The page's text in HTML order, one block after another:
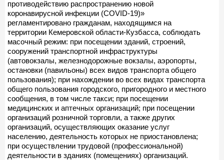
противодействию распространению новой
коронавирусной инфекции (COVID-19)»
регламентировано гражданам, находящимся на
территории Кемеровской области-Кузбасса, соблюдать
масочный режим: при посещении зданий, строений,
сооружений транспортной инфраструктуры
(автовокзалы, железнодорожные вокзалы, аэропорты,
остановки (павильоны) всех видов транспорта общего
пользования); при нахождении во всех видах транспорта
общего пользования городского, пригородного и местного
сообщения, в том числе такси; при посещении
медицинских и аптечных организаций; при посещении
организаций розничной торговли, а также других
организаций, осуществляющих оказание услуг
населению, деятельность которых не приостановлена;
при осуществлении трудовой (профессиональной)
деятельности в зданиях (помещениях) организаций.